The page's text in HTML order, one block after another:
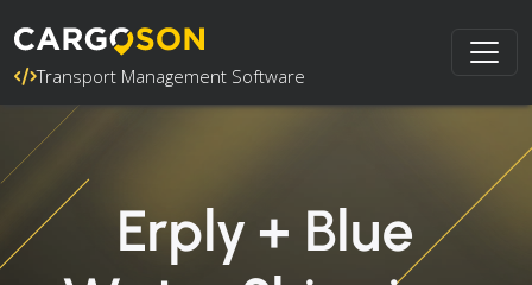
Transport Management Software
Erply + Blue